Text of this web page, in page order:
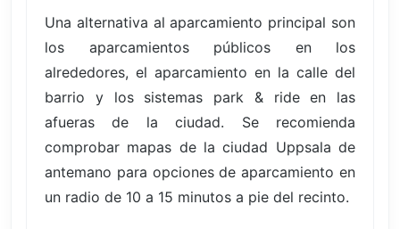
Una alternativa al aparcamiento principal son
los aparcamientos públicos en los
alrededores, el aparcamiento en la calle del
barrio y los sistemas park & ride en las
afueras de la ciudad. Se recomienda
comprobar mapas de la ciudad Uppsala de
antemano para opciones de aparcamiento en
un radio de 10 a 15 minutos a pie del recinto.